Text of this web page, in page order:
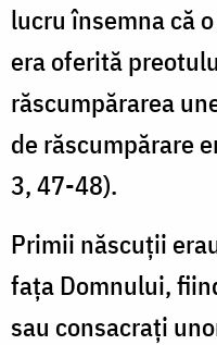
lucru însemna că
era oferită
răscumpărarea
de răscumpărare
3, 47-48).
Primii născuții
fața Domnului,
sau consacrați